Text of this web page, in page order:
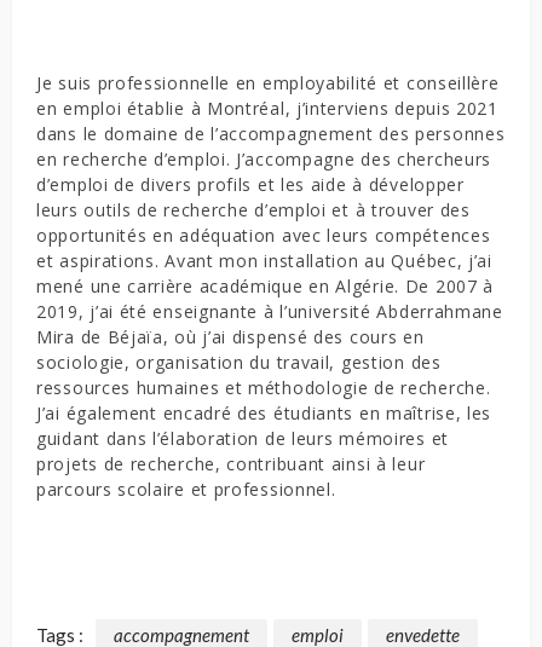
Je suis professionnelle en employabilité et conseillère
en emploi établie à Montréal, j’interviens depuis 2021
dans le domaine de l’accompagnement des personnes
en recherche d’emploi. J’accompagne des chercheurs
d’emploi de divers profils et les aide à développer
leurs outils de recherche d’emploi et à trouver des
opportunités en adéquation avec leurs compétences
et aspirations. Avant mon installation au Québec, j’ai
mené une carrière académique en Algérie. De 2007 à
2019, j’ai été enseignante à l’université Abderrahmane
Mira de Béjaïa, où j’ai dispensé des cours en
sociologie, organisation du travail, gestion des
ressources humaines et méthodologie de recherche.
J’ai également encadré des étudiants en maîtrise, les
guidant dans l’élaboration de leurs mémoires et
projets de recherche, contribuant ainsi à leur
parcours scolaire et professionnel.
Tags : accompagnement emploi
envedette